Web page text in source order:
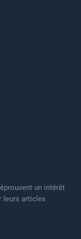
un intérêt
leurs articles